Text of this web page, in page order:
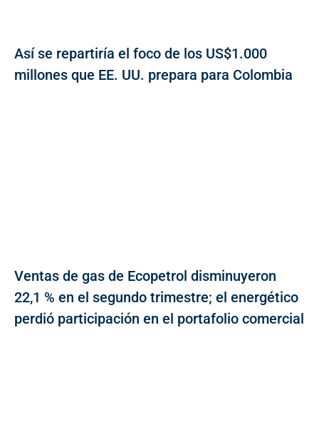
Así se repartiría el foco de los US$1.000
millones que EE. UU. prepara para Colombia
Ventas de gas de Ecopetrol disminuyeron
22,1 % en el segundo trimestre; el energético
perdió participación en el portafolio comercial